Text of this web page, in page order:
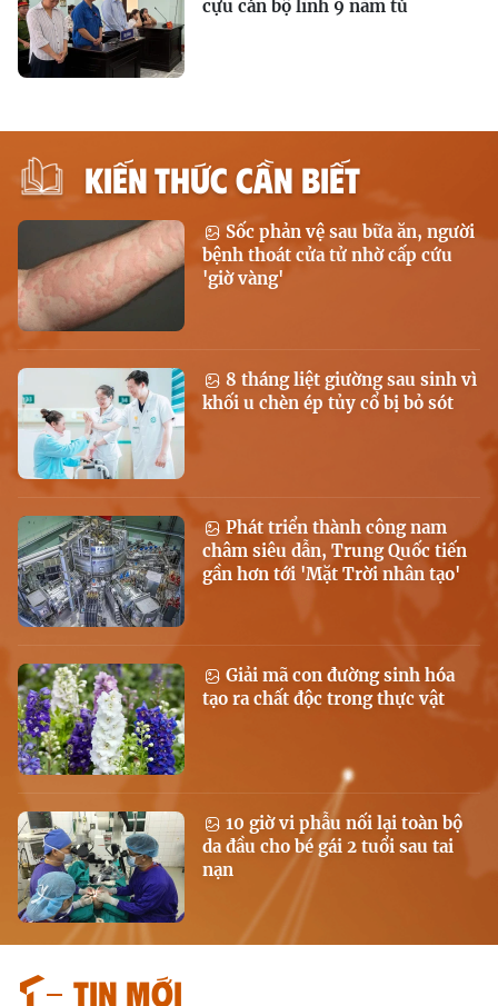
cựu cán bộ lĩnh 9 năm tù
KIẾN THỨC CẦN BIẾT
Sốc phản vệ sau bữa ăn, người
bệnh thoát cửa tử nhờ cấp cứu
'giờ vàng'
8 tháng liệt giường sau sinh vì
khối u chèn ép tủy cổ bị bỏ sót
Phát triển thành công nam
châm siêu dẫn, Trung Quốc tiến
gần hơn tới 'Mặt Trời nhân tạo'
Giải mã con đường sinh hóa
tạo ra chất độc trong thực vật
10 giờ vi phẫu nối lại toàn bộ
da đầu cho bé gái 2 tuổi sau tai
nạn
Tin mới